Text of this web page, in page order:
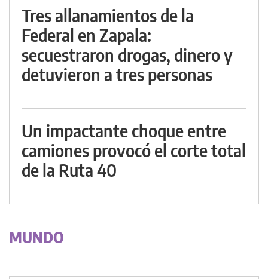
Tres allanamientos de la
Federal en Zapala:
secuestraron drogas, dinero y
detuvieron a tres personas
Un impactante choque entre
camiones provocó el corte total
de la Ruta 40
MUNDO